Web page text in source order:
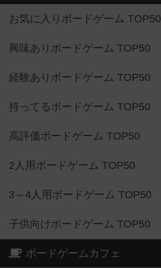
お気に入りボードゲーム TOP50
興味ありボードゲーム TOP50
経験ありボードゲーム TOP50
持ってるボードゲーム TOP50
高評価ボードゲーム TOP50
2人用ボードゲーム TOP50
3～4人用ボードゲーム TOP50
子供向けボードゲーム TOP50
ボードゲームカフェ